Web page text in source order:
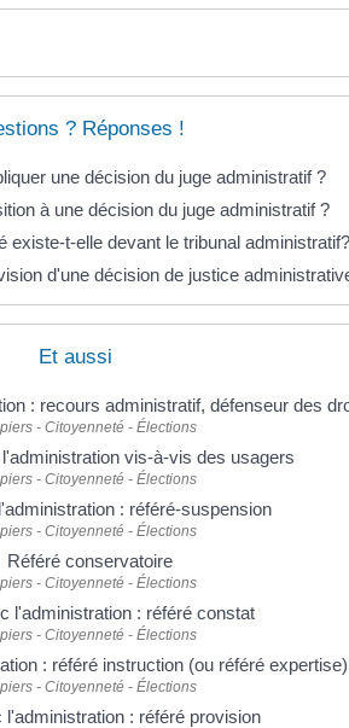
? Réponses !
une décision du juge administratif ?
à une décision du juge administratif ?
existe-t-elle devant le tribunal administratif?
d'une décision de justice
Et aussi
: recours administratif, défenseur des
- Citoyenneté - Élections
vis-à-vis des usagers
- Citoyenneté - Élections
: référé-suspension
- Citoyenneté - Élections
Référé conservatoire
- Citoyenneté - Élections
l'administration : référé constat
- Citoyenneté - Élections
: référé instruction (ou référé expertise)
- Citoyenneté - Élections
l'administration : référé provision